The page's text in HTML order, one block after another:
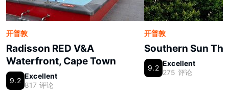
开普敦
Radisson RED V&A
Waterfront, Cape Town
9.2
Excellent
817 评论
开普敦
Southern Sun
9.2
Excellent
275 评论